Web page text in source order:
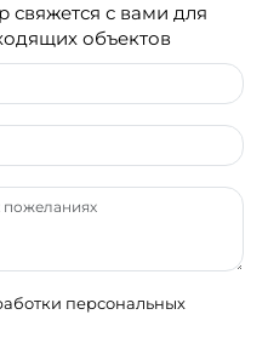
с вами для
объектов
персональных